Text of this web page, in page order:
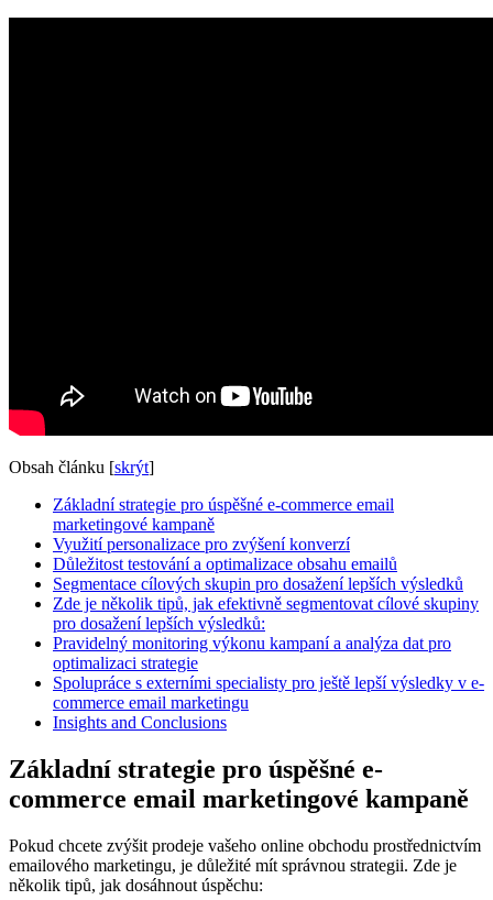
Obsah článku [skrýt]
Základní strategie pro úspěšné e-commerce email
marketingové kampaně
Využití personalizace pro zvýšení konverzí
Důležitost testování a optimalizace obsahu emailů
Segmentace cílových skupin pro dosažení lepších výsledků
Zde je několik tipů, jak efektivně segmentovat cílové skupiny
pro dosažení lepších výsledků:
Pravidelný monitoring výkonu kampaní a analýza dat pro
optimalizaci strategie
Spolupráce s externími specialisty pro ještě lepší výsledky v e-
commerce email marketingu
Insights and Conclusions
Základní strategie pro úspěšné e-
commerce email marketingové kampaně
Pokud chcete zvýšit prodeje vašeho online obchodu prostřednictvím
emailového marketingu, je důležité mít správnou strategii. Zde je
několik tipů, jak dosáhnout úspěchu: